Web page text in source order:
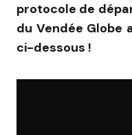
protocole de
du Vendée Globe
ci-dessous !